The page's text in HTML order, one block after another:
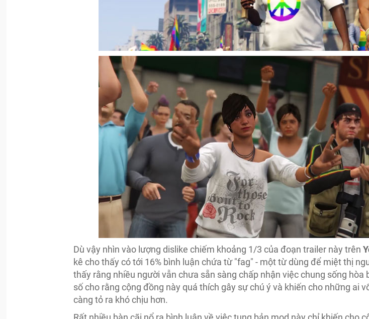
Dù vậy nhìn vào lượng dislike chiếm khoảng 1/3 của đoạn trailer này trên
kê cho thấy có tới 16% bình luận chứa từ "fag" - một từ dùng để miệt thị
thấy rằng nhiều người vẫn chưa sẵn sàng chấp nhận việc chung sống hòa
số cho rằng cộng đồng này quá thích gây sự chú ý và khiến cho những ai
càng tỏ ra khó chịu hơn.